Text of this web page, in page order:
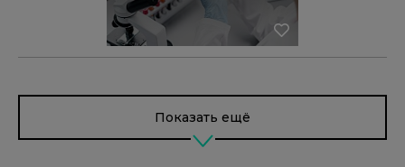
Показать ещё